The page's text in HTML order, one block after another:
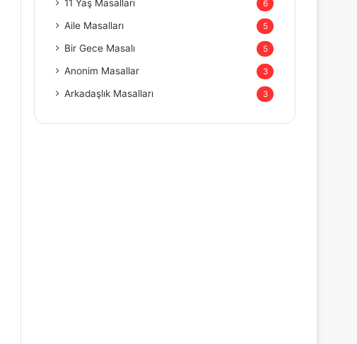
11 Yaş Masalları 6
Aile Masalları 5
Bir Gece Masalı 5
Anonim Masallar 3
Arkadaşlık Masalları 3